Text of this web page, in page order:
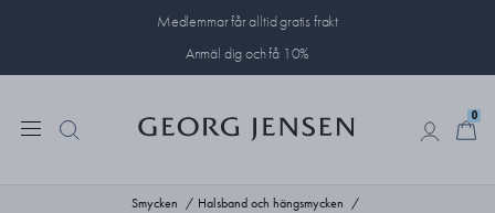
Medlemmar får alltid gratis frakt
Anmäl dig och få 10%
0
Smycken Halsband och hängsmycken